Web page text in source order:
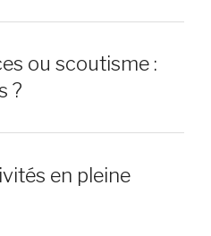
ou scoutisme :
?
en pleine